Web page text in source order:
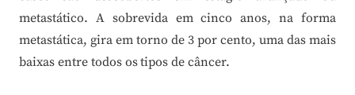
metastático. A sobrevida em cinco anos, na forma
metastática, gira em torno de 3 por cento, uma das mais
baixas entre todos os tipos de câncer.